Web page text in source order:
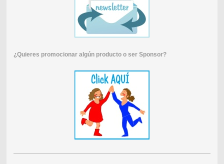
¿Quieres promocionar algún producto o ser Sponsor?